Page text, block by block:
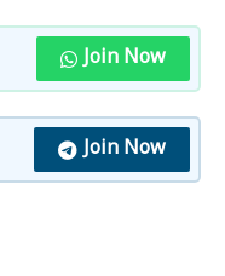
Join Now
Join Now